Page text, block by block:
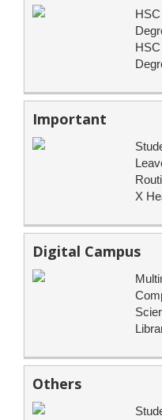
Important
X
Digital Campus
Others